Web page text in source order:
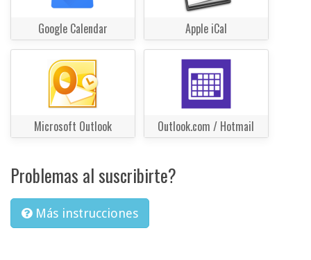
Google Calendar Apple iCal
Microsoft Outlook Outlook.com / Hotmail
Problemas al suscribirte?
Más instrucciones